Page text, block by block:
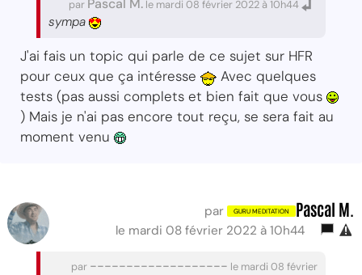
par Pascal M. le mardi 08 février 2022 à 10h44
sympa
J'ai fais un topic qui parle de ce sujet sur HFR
pour ceux que ça intéresse
Avec quelques
tests (pas aussi complets et bien fait que vous
) Mais je n'ai pas encore tout reçu, se sera fait au
moment venu
par Pascal M.
le mardi 08 février 2022 à 10h44
par ------------------- le mardi 08 février